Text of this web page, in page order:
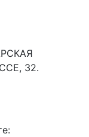
32.